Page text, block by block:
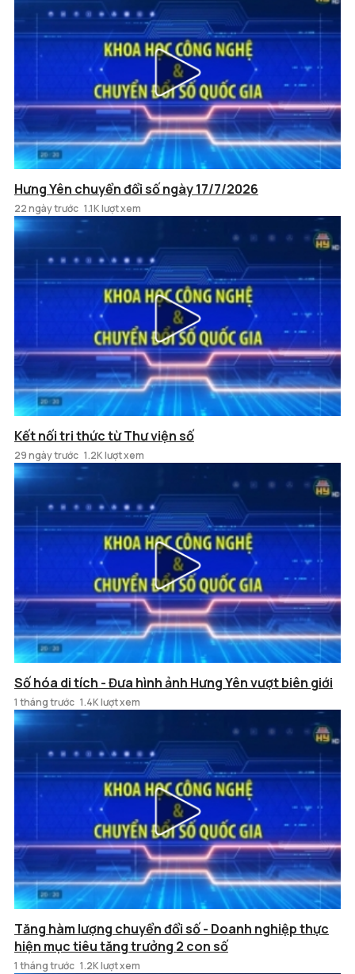
Hưng Yên chuyển đổi số ngày 17/7/2026
22 ngày trước 1.1K lượt xem
Kết nối tri thức từ Thư viện số
29 ngày trước 1.2K lượt xem
Số hóa di tích - Đưa hình ảnh Hưng Yên vượt biên giới
1 tháng trước 1.4K lượt xem
Tăng hàm lượng chuyển đổi số - Doanh nghiệp thực
hiện mục tiêu tăng trưởng 2 con số
1 tháng trước 1.2K lượt xem